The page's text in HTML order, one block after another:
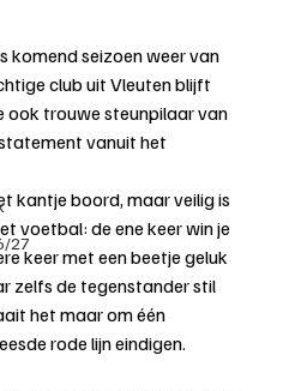
27
komend seizoen weer van
club uit Vleuten blijft
ook trouwe steunpilaar van
vanuit het
kantje boord, maar veilig is
voetbal: de ene keer win je
keer met een beetje geluk
zelfs de tegenstander stil
het maar om één
rode lijn eindigen.